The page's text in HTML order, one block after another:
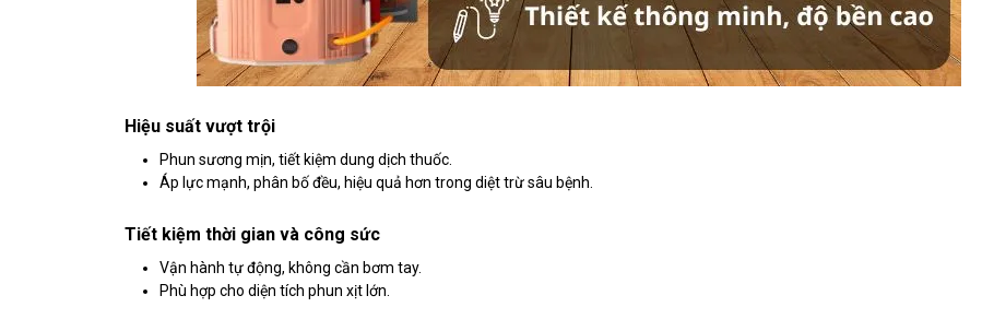
Hiệu suất vượt trội
Phun sương mịn, tiết kiệm dung dịch thuốc.
Áp lực mạnh, phân bố đều, hiệu quả hơn trong diệt trừ sâu bệnh.
Tiết kiệm thời gian và công sức
Vận hành tự động, không cần bơm tay.
Phù hợp cho diện tích phun xịt lớn.